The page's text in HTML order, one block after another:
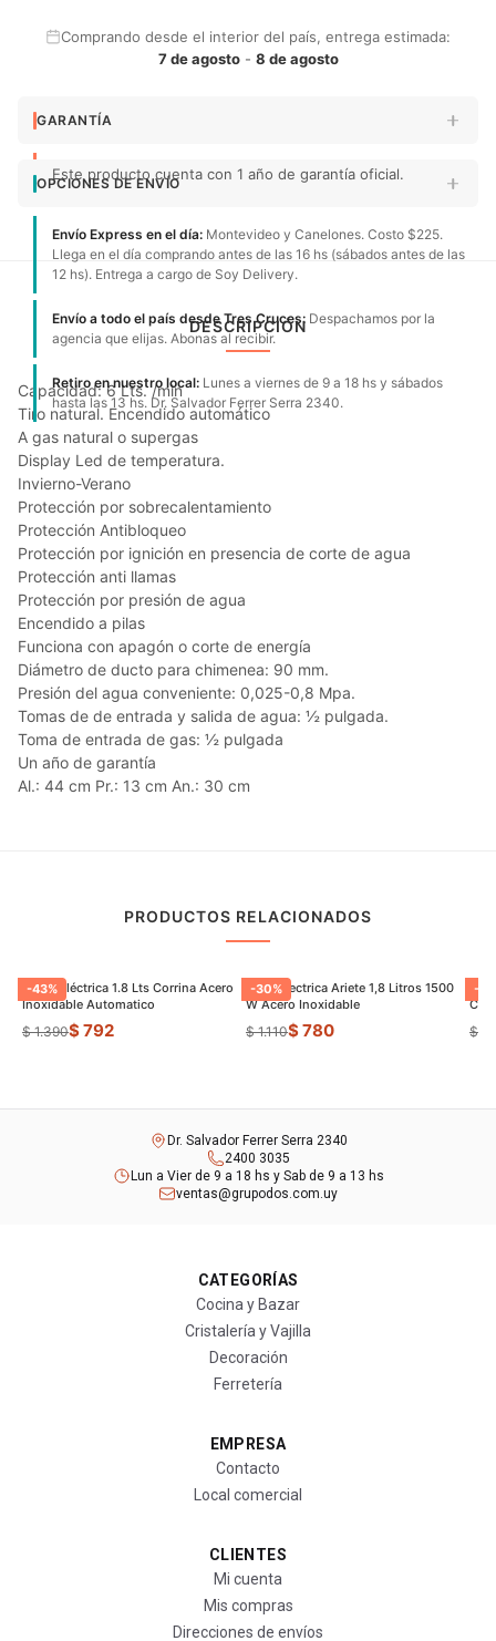
Comprando desde el interior del país, entrega estimada:
7 de agosto- 8 de agosto
GARANTÍA
Este producto cuenta con 1 año de garantía oficial.
OPCIONES DE ENVÍO
Envío Express en el día: Montevideo y Canelones. Costo $225.
Llega en el día comprando antes de las 16 hs (sábados antes de las
12 hs). Entrega a cargo de Soy Delivery.
Envío a todo el país desde Tres Cruces: Despachamos por la
agencia que elijas. Abonas al recibir.
Retiro en nuestro local: Lunes a viernes de 9 a 18 hs y sábados
hasta las 13 hs. Dr. Salvador Ferrer Serra 2340.
DESCRIPCIÓN
Capacidad: 6 Lts. /min
Tiro natural. Encendido automático
A gas natural o supergas
Display Led de temperatura.
Invierno-Verano
Protección por sobrecalentamiento
Protección Antibloqueo
Protección por ignición en presencia de corte de agua
Protección anti llamas
Protección por presión de agua
Encendido a pilas
Funciona con apagón o corte de energía
Diámetro de ducto para chimenea: 90 mm.
Presión del agua conveniente: 0,025-0,8 Mpa.
Tomas de de entrada y salida de agua: ½ pulgada.
Toma de entrada de gas: ½ pulgada
Un año de garantía
Al.: 44 cm Pr.: 13 cm An.: 30 cm
PRODUCTOS RELACIONADOS
-43%
Jarrra Eléctrica 1.8 Lts Corrina Acero
Inoxidable Automatico
$ 1.390$ 792
-30%
Jarra Electrica Ariete 1,8 Litros 1500
W Acero Inoxidable
$ 1.110$ 780
-
$
Dr. Salvador Ferrer Serra 2340
2400 3035
Lun a Vier de 9 a 18 hs y Sab de 9 a 13 hs
ventas@grupodos.com.uy
CATEGORÍAS
Cocina y Bazar
Cristalería y Vajilla
Decoración
Ferretería
EMPRESA
Contacto
Local comercial
CLIENTES
Mi cuenta
Mis compras
Direcciones de envíos